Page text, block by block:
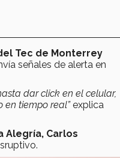
del Tec de Monterrey
señales de alerta en
dar click en el celular,
en tiempo real”explica
Alegría, Carlos